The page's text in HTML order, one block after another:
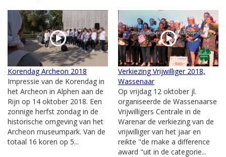
Korendag Archeon 2018
Impressie van de Korendag in
het Archeon in Alphen aan de
Rijn op 14 oktober 2018. Een
zonnige herfst zondag in de
historische omgeving van het
Archeon museumpark. Van de
totaal 16 koren op 5...
Verkiezing Vrijwilliger 2018,
Wassenaar
Op vrijdag 12 oktober jl.
organiseerde de Wassenaarse
Vrijwilligers Centrale in de
Warenar de verkiezing van de
vrijwilliger van het jaar en
reikte "de make a difference
award "uit in de categorie...